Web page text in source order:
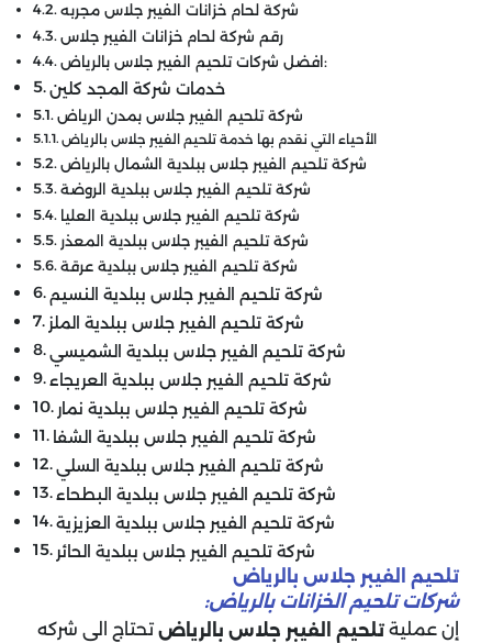
شركة لحام خزانات الفيبر جلاس مجربه
رقم شركة لحام خزانات الفيبر جلاس
افضل شركات تلحيم الفيبر جلاس بالرياض:
خدمات شركة المجد كلين
شركة تلحيم الفيبر جلاس بمدن الرياض
الأحياء التي نقدم بها خدمة تلحيم الفيبر جلاس بالرياض
شركة تلحيم الفيبر جلاس ببلدية الشمال بالرياض
شركة تلحيم الفيبر جلاس ببلدية الروضة
شركة تلحيم الفيبر جلاس ببلدية العليا
شركة تلحيم الفيبر جلاس ببلدية المعذر
شركة تلحيم الفيبر جلاس ببلدية عرقة
شركة تلحيم الفيبر جلاس ببلدية النسيم
شركة تلحيم الفيبر جلاس ببلدية الملز
شركة تلحيم الفيبر جلاس ببلدية الشميسي
شركة تلحيم الفيبر جلاس ببلدية العريجاء
شركة تلحيم الفيبر جلاس ببلدية نمار
شركة تلحيم الفيبر جلاس ببلدية الشفا
شركة تلحيم الفيبر جلاس ببلدية السلي
شركة تلحيم الفيبر جلاس ببلدية البطحاء
شركة تلحيم الفيبر جلاس ببلدية العزيزية
شركة تلحيم الفيبر جلاس ببلدية الحائر
تلحيم الفيبر جلاس بالرياض
شركات تلحيم الخزانات بالرياض:
إن عملية تلحيم الفيبر جلاس بالرياض تحتاج الى شركه